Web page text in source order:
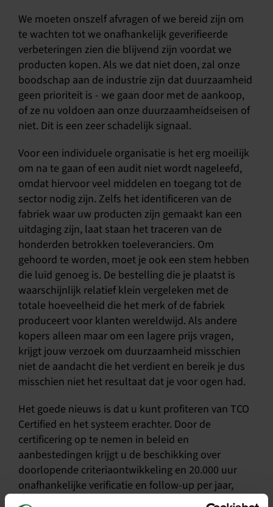
We moeten onszelf afvragen of we bereid zijn om
te wachten tot we onafhankelijk geverifieerde
verbeteringen zien die blijvend zijn voordat we
producten kopen. Als we dat niet doen, zal onze
boodschap aan de industrie zijn dat duurzaamheid
geen prioriteit is - we gaan door met de aankoop,
of ze nu voldoen aan onze duurzaamheidseisen of
niet. Dit is een zeer schadelijk signaal.
Voor een individuele organisatie is het erg moeilijk
om na te gaan of een audit niet wordt nageleefd,
omdat hiervoor veel middelen en toegang tot de
sector nodig zijn. Zelfs het identificeren van de
fabriek waar uw producten zijn gemaakt kan een
uitdaging zijn, laat staan het traceren van de
honderden betrokken toeleveranciers. Om
gehoord te worden, moet je ook een stem hebben
die luid genoeg is. De bestelling die je plaatst is
waarschijnlijk relatief klein vergeleken met de
totale hoeveelheid die het merk of de fabriek
produceert voor klanten wereldwijd. Als andere
kopers alleen maar om een lagere prijs vragen,
krijgt jouw verzoek om duurzaamheid misschien
niet de aandacht die het verdient en bereik je dus
misschien niet het resultaat dat je voor ogen had.
Het goede nieuws is dat u kunt profiteren van TCO
Certified en het systeem erachter. Door de
certificering op te nemen in beleid en
aanbestedingen krijgt u de beschikking over
doorlopende criteriaontwikkeling en 20.000 uur
onafhankelijke verificatie en follow-up per jaar,
zonder extra kosten omdat dit is inbegrepen in de